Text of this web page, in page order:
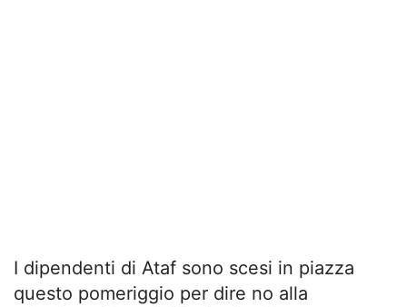
I dipendenti di Ataf sono scesi in piazza
questo pomeriggio per dire no alla